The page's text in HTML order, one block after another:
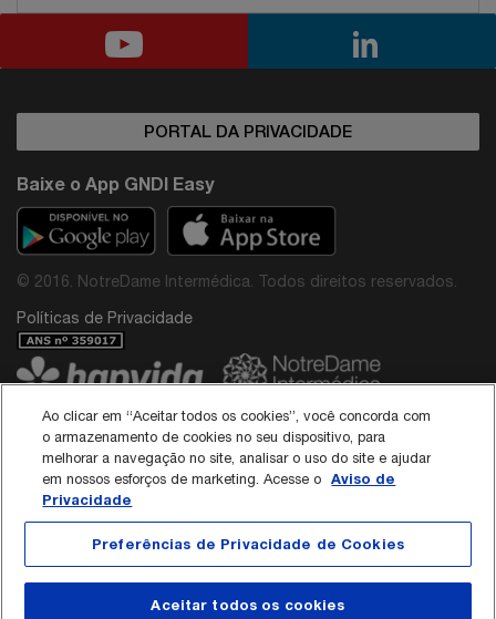
PORTAL DA PRIVACIDADE
Baixe o App GNDI Easy
© 2016. NotreDame Intermédica. Todos direitos reservados.
Políticas de Privacidade
Avenida Paulista, 867 - São Paulo/SP - CEP: 01311-100
SAC: 0800 015 3855 / CNPJ: 44.649.812/0001-38
Diretor Médico do Grupo NotreDame Intermédica: Dr. Rodolfo Pires de Albuquerque -
CRM: 40.137
Responsável Técnico da Interodonto:
Dr Roberto Edilson Meireles Passos Neto - CRO/CE 3789
Dra Paloma Stephania Guilhermina Prado de Sá - CRO/SP 165345
Política de Cookies
Ao clicar em “Aceitar todos os cookies”, você concorda com
o armazenamento de cookies no seu dispositivo, para
melhorar a navegação no site, analisar o uso do site e ajudar
em nossos esforços de marketing. Acesse o
Aviso de
Privacidade
Preferências de Privacidade de Cookies
Aceitar todos os cookies